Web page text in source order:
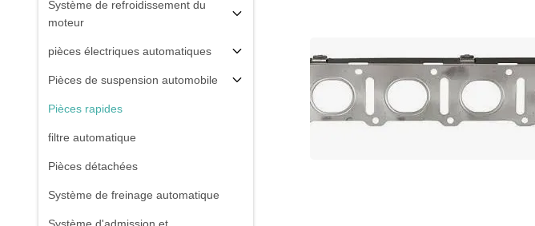
Système de refroidissement du
moteur
pièces électriques automatiques
Pièces de suspension automobile
Pièces rapides
filtre automatique
Pièces détachées
Système de freinage automatique